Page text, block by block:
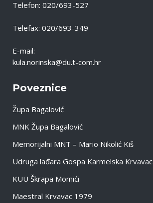
Telefon: 020/693-527
Telefax: 020/693-349
E-mail:
kula.norinska@du.t-com.hr
Poveznice
Župa Bagalović
MNK Župa Bagalović
Memorijalni MNT – Mario Nikolić Kiš
Udruga lađara Gospa Karmelska Krvavac
KUU Škrapa Momići
Maestral Krvavac 1979